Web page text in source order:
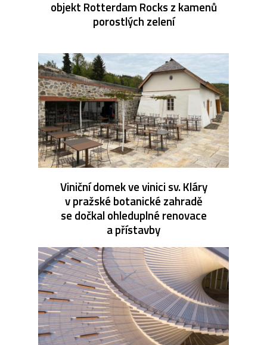
objekt Rotterdam Rocks z kamenů
porostlých zelení
Viniční domek ve vinici sv. Kláry
v pražské botanické zahradě
se dočkal ohleduplné renovace
a přístavby